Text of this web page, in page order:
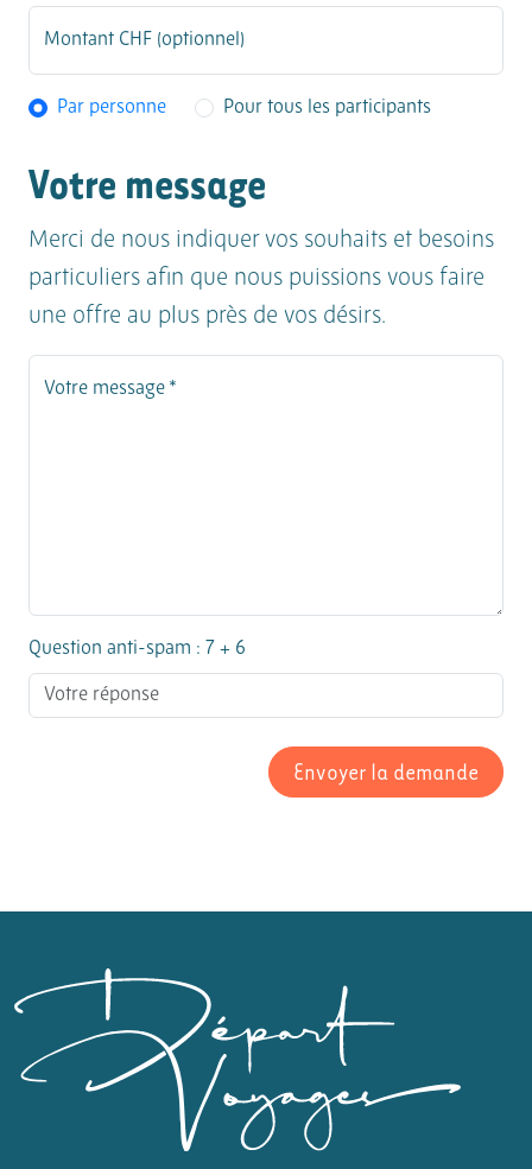
Montant CHF (optionnel)
Par personne Pour tous les participants
Votre message
Merci de nous indiquer vos souhaits et besoins
particuliers afin que nous puissions vous faire
une offre au plus près de vos désirs.
Votre message *
Question anti-spam : 7 + 6
Envoyer la demande